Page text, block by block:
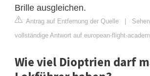
Brille ausgleichen.
Antrag auf Entfernung der Quelle |
vollständige Antwort auf european-flight-
Wie viel Dioptrien darf